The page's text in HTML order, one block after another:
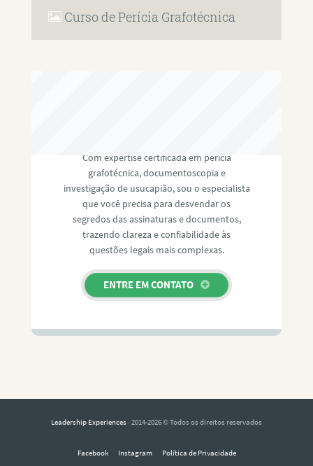
Curso de Perícia Grafotécnica
Com expertise certificada em perícia
grafotécnica, documentoscopia e
investigação de usucapião, sou o especialista
que você precisa para desvendar os
segredos das assinaturas e documentos,
trazendo clareza e confiabilidade às
questões legais mais complexas.
ENTRE EM CONTATO
Leadership Experiences · 2014-2026 © Todos os direitos reservados
Facebook Instagram Política de Privacidade